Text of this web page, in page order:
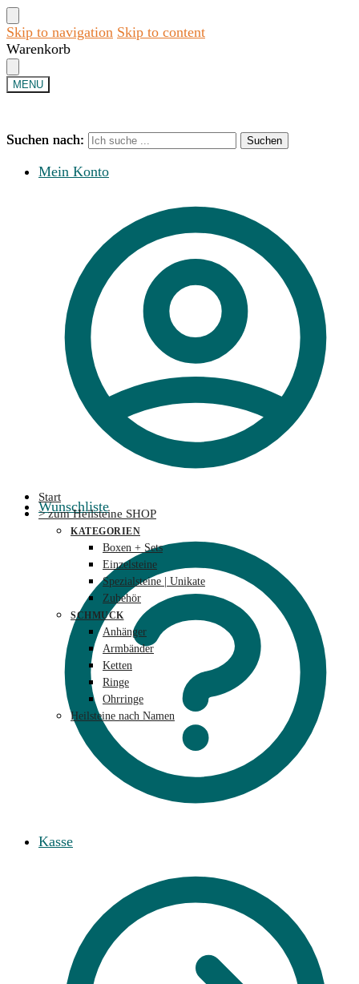
Skip to navigation Skip to content
Warenkorb
MENU
Suchen nach: Suchen
Mein Konto
Wunschliste
Kasse
Suchen nach: Suchen
Start
> zum Heilsteine SHOP
KATEGORIEN
Boxen + Sets
Einzelsteine
Spezialsteine | Unikate
Zubehör
SCHMUCK
Anhänger
Armbänder
Ketten
Ringe
Ohrringe
Heilsteine nach Namen